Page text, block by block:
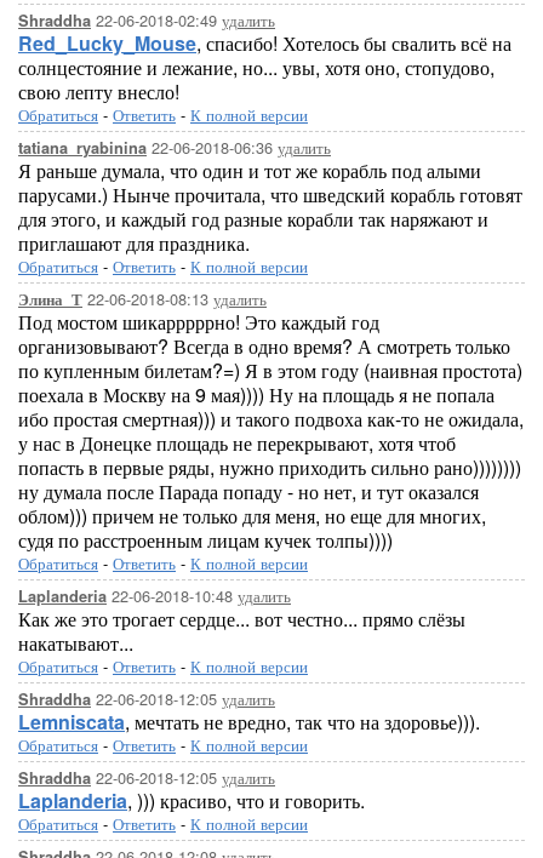
Shraddha 22-06-2018-02:49 удалить
Red_Lucky_Mouse, спасибо! Хотелось бы свалить всё на
солнцестояние и лежание, но... увы, хотя оно, стопудово,
свою лепту внесло!
Обратиться - Ответить - К полной версии
tatiana_ryabinina 22-06-2018-06:36 удалить
Я раньше думала, что один и тот же корабль под алыми
парусами.) Нынче прочитала, что шведский корабль готовят
для этого, и каждый год разные корабли так наряжают и
приглашают для праздника.
Обратиться - Ответить - К полной версии
Элина_Т 22-06-2018-08:13 удалить
Под мостом шикарррррно! Это каждый год
организовывают? Всегда в одно время? А смотреть только
по купленным билетам?=) Я в этом году (наивная простота)
поехала в Москву на 9 мая)))) Ну на площадь я не попала
ибо простая смертная))) и такого подвоха как-то не ожидала,
у нас в Донецке площадь не перекрывают, хотя чтоб
попасть в первые ряды, нужно приходить сильно рано))))))))
ну думала после Парада попаду - но нет, и тут оказался
облом))) причем не только для меня, но еще для многих,
судя по расстроенным лицам кучек толпы))))
Обратиться - Ответить - К полной версии
Laplanderia 22-06-2018-10:48 удалить
Как же это трогает сердце... вот честно... прямо слёзы
накатывают...
Обратиться - Ответить - К полной версии
Shraddha 22-06-2018-12:05 удалить
Lemniscata, мечтать не вредно, так что на здоровье))).
Обратиться - Ответить - К полной версии
Shraddha 22-06-2018-12:05 удалить
Laplanderia, ))) красиво, что и говорить.
Обратиться - Ответить - К полной версии